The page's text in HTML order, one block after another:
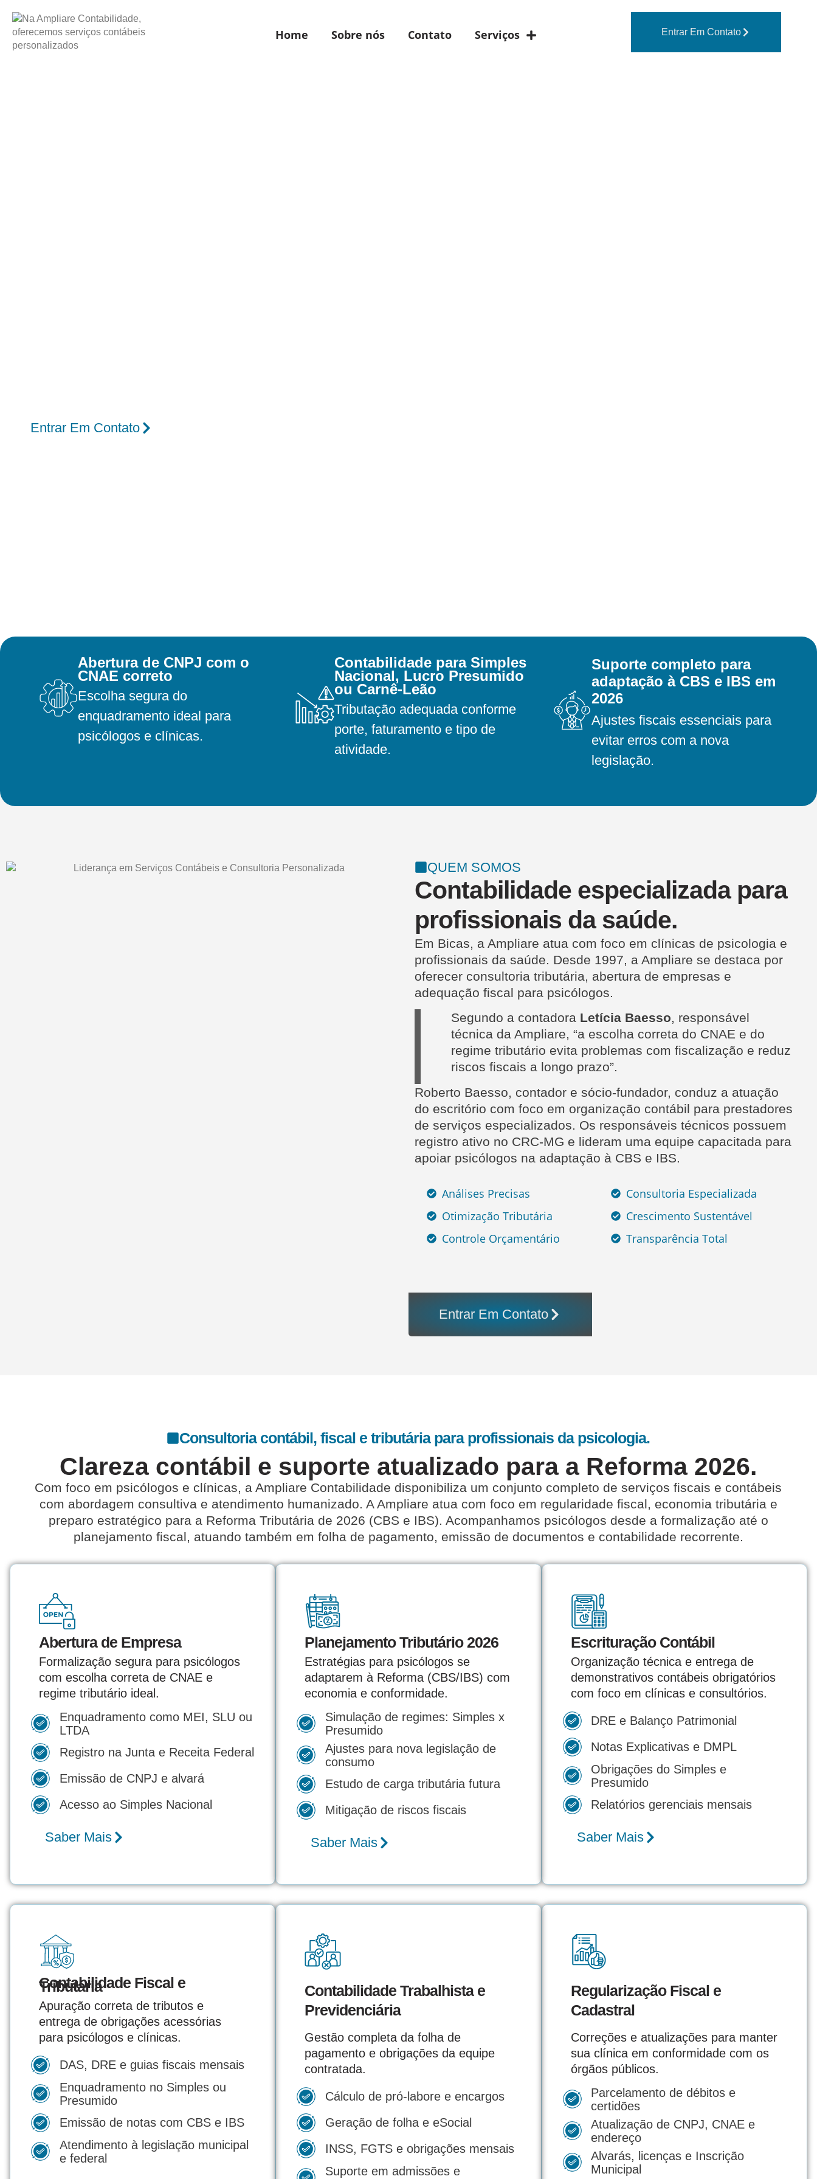
Home Sobre nós Contato Serviços Entrar Em Contato
Entrar Em Contato
Abertura de CNPJ com o
CNAE correto
Escolha segura do
enquadramento ideal para
psicólogos e clínicas.
Contabilidade para Simples
Nacional, Lucro Presumido
ou Carnê-Leão
Tributação adequada conforme
porte, faturamento e tipo de
atividade.
Suporte completo para
adaptação à CBS e IBS em
2026
Ajustes fiscais essenciais para
evitar erros com a nova
legislação.
QUEM SOMOS
Contabilidade especializada para
profissionais da saúde.
Em Bicas, a Ampliare atua com foco em clínicas de psicologia e
profissionais da saúde. Desde 1997, a Ampliare se destaca por
oferecer consultoria tributária, abertura de empresas e
adequação fiscal para psicólogos.
Segundo a contadora Letícia Baesso, responsável
técnica da Ampliare, “a escolha correta do CNAE e do
regime tributário evita problemas com fiscalização e reduz
riscos fiscais a longo prazo”.
Roberto Baesso, contador e sócio-fundador, conduz a atuação
do escritório com foco em organização contábil para prestadores
de serviços especializados. Os responsáveis técnicos possuem
registro ativo no CRC-MG e lideram uma equipe capacitada para
apoiar psicólogos na adaptação à CBS e IBS.
Análises Precisas
Otimização Tributária
Controle Orçamentário
Consultoria Especializada
Crescimento Sustentável
Transparência Total
Entrar Em Contato
Consultoria contábil, fiscal e tributária para profissionais da psicologia.
Clareza contábil e suporte atualizado para a Reforma 2026.
Com foco em psicólogos e clínicas, aAmpliare Contabilidade disponibiliza um conjunto completo de serviços fiscais e contábeis
com abordagem consultiva e atendimento humanizado. AAmpliare atua com foco em regularidade fiscal, economia tributária e
preparo estratégico para a Reforma Tributária de 2026 (CBS e IBS). Acompanhamos psicólogos desde a formalização até o
planejamento fiscal, atuando também em folha de pagamento, emissão de documentos e contabilidade recorrente.
Abertura de Empresa
Formalização segura para psicólogos
com escolha correta de CNAE e
regime tributário ideal.
Enquadramento como MEI, SLU ou
LTDA
Registro na Junta e Receita Federal
Emissão de CNPJ e alvará
Acesso ao Simples Nacional
Saber Mais
Planejamento Tributário 2026
Estratégias para psicólogos se
adaptarem à Reforma (CBS/IBS) com
economia e conformidade.
Simulação de regimes: Simples x
Presumido
Ajustes para nova legislação de
consumo
Estudo de carga tributária futura
Mitigação de riscos fiscais
Saber Mais
Escrituração Contábil
Organização técnica e entrega de
demonstrativos contábeis obrigatórios
com foco em clínicas e consultórios.
DRE e Balanço Patrimonial
Notas Explicativas e DMPL
Obrigações do Simples e
Presumido
Relatórios gerenciais mensais
Saber Mais
Contabilidade Fiscal e
Tributária
Apuração correta de tributos e
entrega de obrigações acessórias
para psicólogos e clínicas.
DAS, DRE e guias fiscais mensais
Enquadramento no Simples ou
Presumido
Emissão de notas com CBS e IBS
Atendimento à legislação municipal
e federal
Contabilidade Trabalhista e
Previdenciária
Gestão completa da folha de
pagamento e obrigações da equipe
contratada.
Cálculo de pró-labore e encargos
Geração de folha e eSocial
INSS, FGTS e obrigações mensais
Suporte em admissões e
Regularização Fiscal e
Cadastral
Correções e atualizações para manter
sua clínica em conformidade com os
órgãos públicos.
Parcelamento de débitos e
certidões
Atualização de CNPJ, CNAE e
endereço
Alvarás, licenças e Inscrição
Municipal